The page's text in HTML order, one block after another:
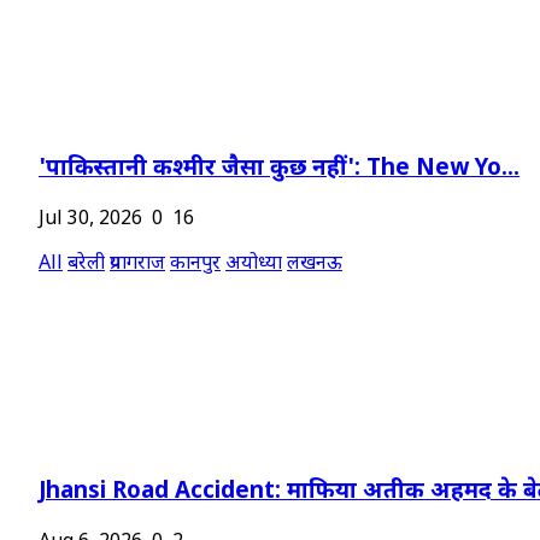
'पाकिस्तानी कश्मीर जैसा कुछ नहीं': The New Yo...
Jul 30, 2026 0 16
Allबरेलीप्रयागराजकानपुरअयोध्यालखनऊ
Jhansi Road Accident: माफिया अतीक अहमद के